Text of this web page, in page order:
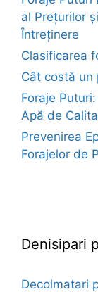
al Prețurilor
Întreținere
Clasificarea
Cât costă un
Foraje
Apă de
Prevenirea
Forajelor de
Denisipari
Decolmatari